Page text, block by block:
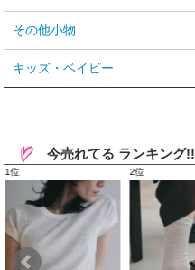
その他小物
キッズ・ベイビー
今売れてる ランキング!!